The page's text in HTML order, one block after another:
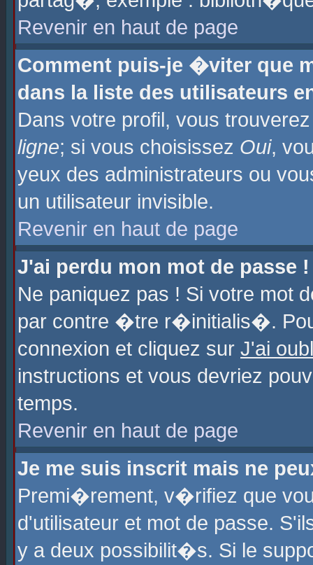
Revenir en haut de page
Comment puis-je �viter que
dans la liste des utilisateurs
Dans votre profil, vous
ligne; si vous choisissez Oui,
yeux des administrateurs ou
un utilisateur invisible.
Revenir en haut de page
J'ai perdu mon mot de passe !
Ne paniquez pas ! Si votre
par contre �tre r�initialis�.
connexion et cliquez sur J'ai
instructions et vous devriez
temps.
Revenir en haut de page
Je me suis inscrit mais ne
Premi�rement, v�rifiez que
d'utilisateur et mot de passe.
y a deux possibilit�s. Si le